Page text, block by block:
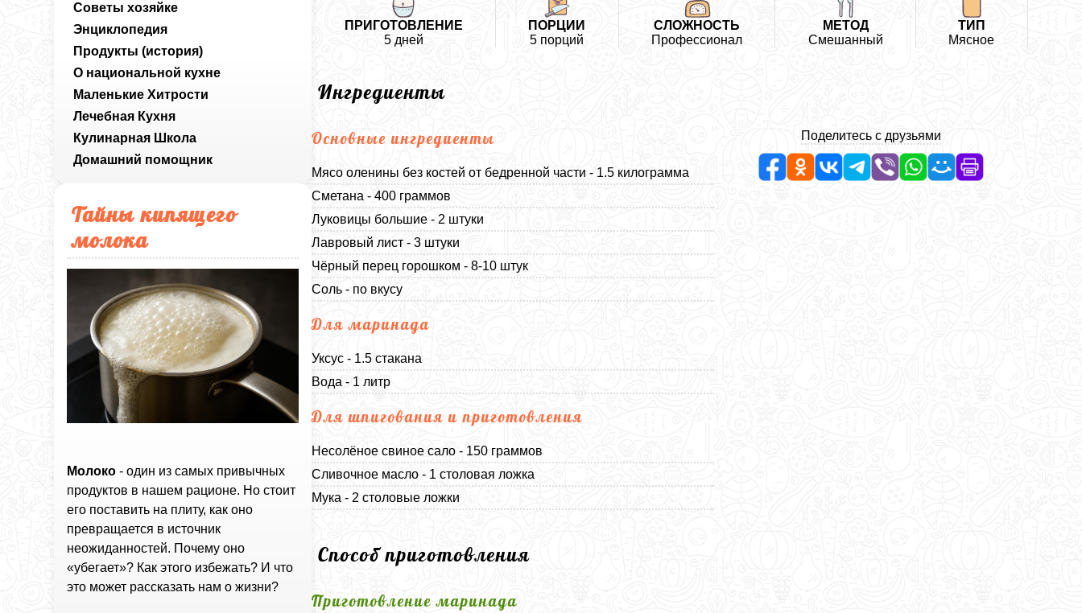
Советы хозяйке
Энциклопедия
Продукты (история)
О национальной кухне
Маленькие Хитрости
Лечебная Кухня
Кулинарная Школа
Домашний помощник
Тайны кипящего
молока
Молоко - один из самых привычных
продуктов в нашем рационе. Но стоит
его поставить на плиту, как оно
превращается в источник
неожиданностей. Почему оно
«убегает»? Как этого избежать? И что
это может рассказать нам о жизни?
ПРИГОТОВЛЕНИЕ
5 дней
ПОРЦИИ
5 порций
СЛОЖНОСТЬ
Профессионал
МЕТОД
Смешанный
ТИП
Мясное
Ингредиенты
Основные ингредиенты
Мясо оленины без костей от бедренной части - 1.5 килограмма
Сметана - 400 граммов
Луковицы большие - 2 штуки
Лавровый лист - 3 штуки
Чёрный перец горошком - 8-10 штук
Соль - по вкусу
Для маринада
Уксус - 1.5 стакана
Вода - 1 литр
Для шпигования и приготовления
Несолёное свиное сало - 150 граммов
Сливочное масло - 1 столовая ложка
Мука - 2 столовые ложки
Поделитесь с друзьями
Способ приготовления
Приготовление маринада